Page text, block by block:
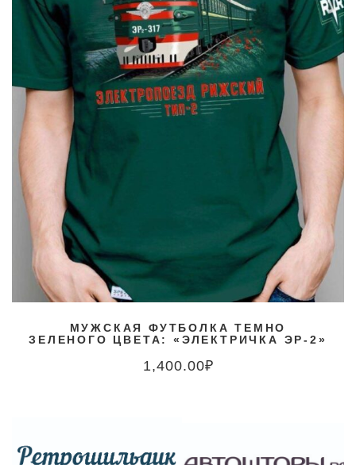
МУЖСКАЯ ФУТБОЛКА ТЕМНО
ЗЕЛЕНОГО ЦВЕТА: «ЭЛЕКТРИЧКА ЭР-2»
1,400.00₽